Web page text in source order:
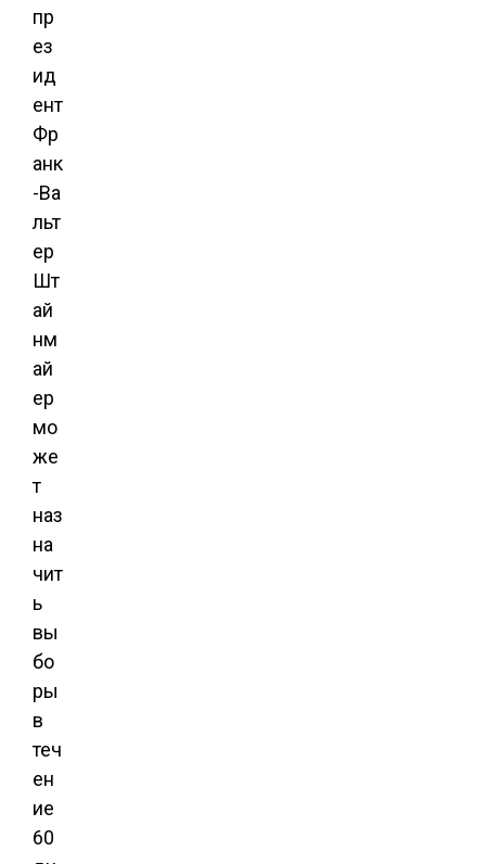
пр
ез
ид
ент
Фр
анк
-Ва
льт
ер
Шт
ай
нм
ай
ер
мо
же
т
наз
на
чит
ь
вы
бо
ры
в
теч
ен
ие
60